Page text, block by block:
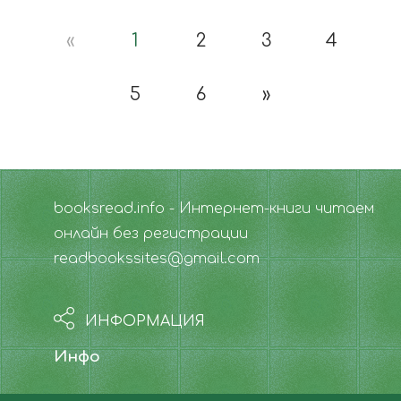
« 1 2 3 4
5 6 »
booksread.info - Интернет-книги читаем
онлайн без регистрации
readbookssites@gmail.com
ИНФОРМАЦИЯ
Инфо